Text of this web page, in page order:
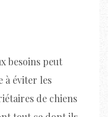
besoins peut
à éviter les
de chiens